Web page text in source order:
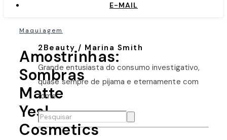
E-MAIL
Maquiagem
Amostrinhas:
Sombras
Matte
Yes!
Cosmetics
2Beauty / Marina Smith
Grande entusiasta do consumo investigativo,
quase sempre de pijama e eternamente com
fome.